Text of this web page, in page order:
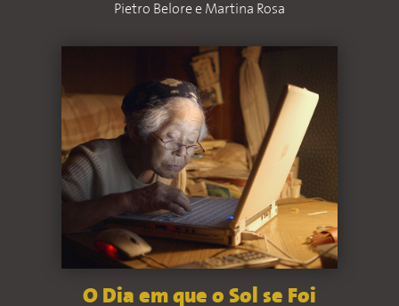
Pietro Belore e Martina Rosa
O Dia em que o Sol se Foi